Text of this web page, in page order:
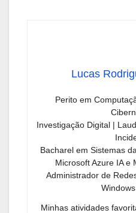
Lucas
Perito em
Investigação Digital |
Bacharel em Sistemas
Microsoft Azure IA e
Administrador de
Minhas atividades